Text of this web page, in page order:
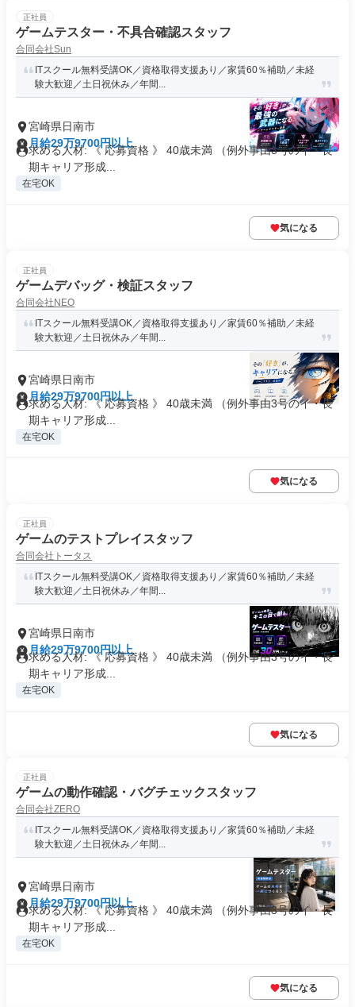
正社員
ゲームテスター・不具合確認スタッフ
合同会社Sun
ITスクール無料受講OK／資格取得支援あり／家賃60％補助／未経
験大歓迎／土日祝休み／年間...
宮崎県日南市
月給29万9700円以上
求める人材: 《 応募資格 》 40歳未満 （例外事由3号のイ・長
期キャリア形成...
在宅OK
気になる
正社員
ゲームデバッグ・検証スタッフ
合同会社NEO
ITスクール無料受講OK／資格取得支援あり／家賃60％補助／未経
験大歓迎／土日祝休み／年間...
宮崎県日南市
月給29万9700円以上
求める人材: 《 応募資格 》 40歳未満 （例外事由3号のイ・長
期キャリア形成...
在宅OK
気になる
正社員
ゲームのテストプレイスタッフ
合同会社トータス
ITスクール無料受講OK／資格取得支援あり／家賃60％補助／未経
験大歓迎／土日祝休み／年間...
宮崎県日南市
月給29万9700円以上
求める人材: 《 応募資格 》 40歳未満 （例外事由3号のイ・長
期キャリア形成...
在宅OK
気になる
正社員
ゲームの動作確認・バグチェックスタッフ
合同会社ZERO
ITスクール無料受講OK／資格取得支援あり／家賃60％補助／未経
験大歓迎／土日祝休み／年間...
宮崎県日南市
月給29万9700円以上
求める人材: 《 応募資格 》 40歳未満 （例外事由3号のイ・長
期キャリア形成...
在宅OK
気になる